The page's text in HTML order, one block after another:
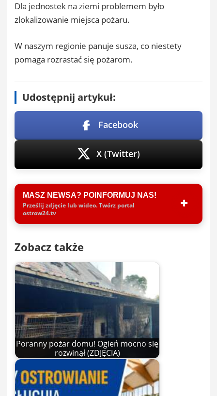
Dla jednostek na ziemi problemem było
zlokalizowanie miejsca pożaru.
W naszym regionie panuje susza, co niestety
pomaga rozrastać się pożarom.
Udostępnij artykuł:
Facebook
X (Twitter)
MASZ NEWSA? POINFORMUJ NAS!
Prześlij zdjęcie lub wideo. Twórz portal
ostrow24.tv
Zobacz także
Poranny pożar domu! Ogień mocno się
rozwinął (ZDJĘCIA)